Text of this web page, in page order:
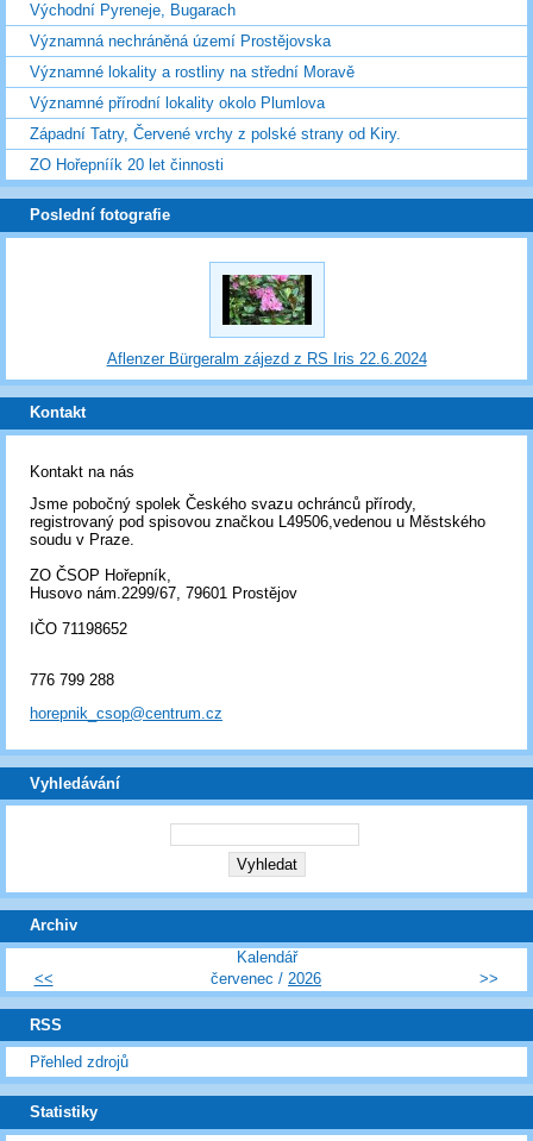
Východní Pyreneje, Bugarach
Významná nechráněná území Prostějovska
Významné lokality a rostliny na střední Moravě
Významné přírodní lokality okolo Plumlova
Západní Tatry, Červené vrchy z polské strany od Kiry.
ZO Hořepníík 20 let činnosti
Poslední fotografie
Aflenzer Bürgeralm zájezd z RS Iris 22.6.2024
Kontakt
Kontakt na nás
Jsme pobočný spolek Českého svazu ochránců přírody,
registrovaný pod spisovou značkou L49506,vedenou u Městského
soudu v Praze.
ZO ČSOP Hořepník,
Husovo nám.2299/67, 79601 Prostějov
IČO 71198652
776 799 288
horepnik_csop@centrum.cz
Vyhledávání
Archiv
Kalendář
<<
červenec / 2026 >>
RSS
Přehled zdrojů
Statistiky